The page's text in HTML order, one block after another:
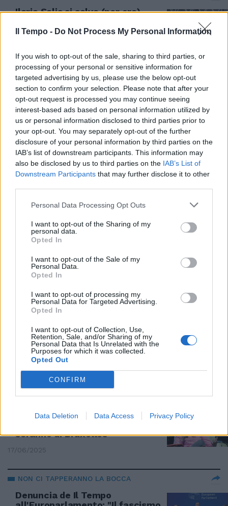
Il Tempo - Do Not Process My Personal Information
If you wish to opt-out of the sale, sharing to third parties, or
processing of your personal or sensitive information for
targeted advertising by us, please use the below opt-out
section to confirm your selection. Please note that after your
opt-out request is processed you may continue seeing
interest-based ads based on personal information utilized by
us or personal information disclosed to third parties prior to
your opt-out. You may separately opt-out of the further
disclosure of your personal information by third parties on the
IAB’s list of downstream participants. This information may
also be disclosed by us to third parties on the IAB’s List of
Downstream Participants that may further disclose it to other
Personal Data Processing Opt Outs
I want to opt-out of the Sharing of my
personal data.
Opted In
I want to opt-out of the Sale of my
Personal Data.
Opted In
I want to opt-out of processing my
Personal Data for Targeted Advertising.
Opted In
I want to opt-out of Collection, Use,
Retention, Sale, and/or Sharing of my
Personal Data that Is Unrelated with the
Purposes for which it was collected.
Opted Out
CONFIRM
Data Deletion Data Access Privacy Policy
Ilaria Salis si salva (per ora)
Franchi tiratori nel Ppe
IL GIORNO DEL GIUDIZIO
Al voto oggi la relazione che
inchioda Salis. “Ecco i motivi per
cui le va tolta l’immunità”
23/09/2025
VOTO A BRUXELLES
Il pianto di Ilaria Salis. Immunità,
salvata
17/09/2025
PARLAMENTO EUROPEO
giorno del giudizio: quando si
vota sull'immunità
Il Parlamento europeo nega il
minuto di silenzio per Kirk.
Sardone: "Ennesimo oltraggio"
11/09/2025
REVOCA DELL’IMMUNITÀ
La Salis per ora si salva e può
scranno di Bruxelles
17/06/2025
NON CI TAPPERANNO LA BOCCA
Denuncia de Il Tempo